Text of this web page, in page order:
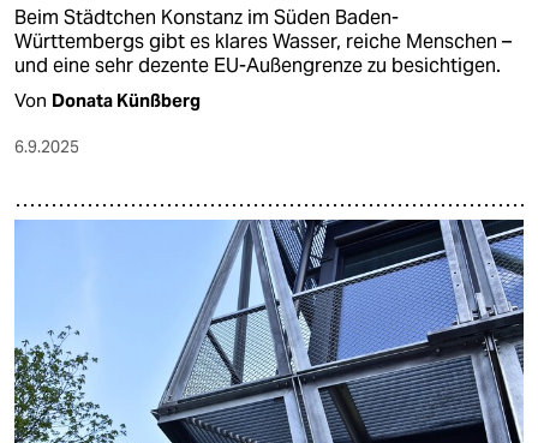
Beim Städtchen Konstanz im Süden Baden-
Württembergs gibt es klares Wasser, reiche Menschen –
und eine sehr dezente EU-Außengrenze zu besichtigen.
Von Donata Künßberg
6.9.2025